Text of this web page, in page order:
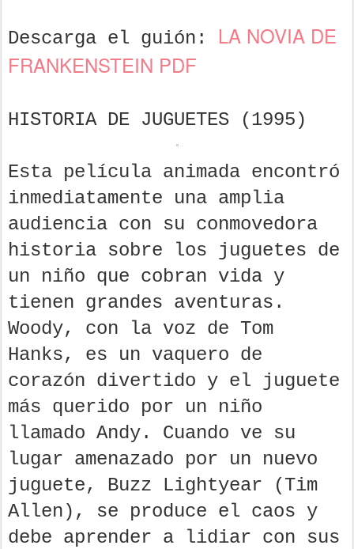
Descarga el guión: LA NOVIA DE
FRANKENSTEIN PDF
HISTORIA DE JUGUETES (1995)
Esta película animada encontró
inmediatamente una amplia
audiencia con su conmovedora
historia sobre los juguetes de
un niño que cobran vida y
tienen grandes aventuras.
Woody, con la voz de Tom
Hanks, es un vaquero de
corazón divertido y el juguete
más querido por un niño
llamado Andy. Cuando ve su
lugar amenazado por un nuevo
juguete, Buzz Lightyear (Tim
Allen), se produce el caos y
debe aprender a lidiar con sus